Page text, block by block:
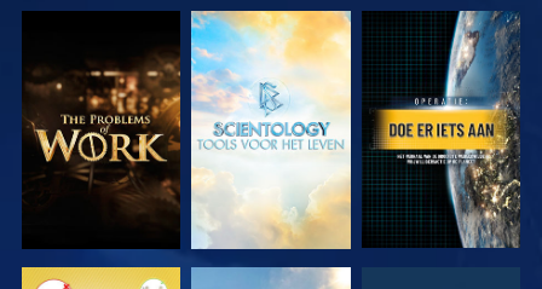
VERKEN DE
SERIE
VERKEN DE
SERIE
KIJK